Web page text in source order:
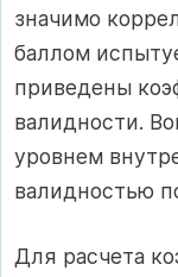
значимо
баллом
приведены
валидности.
уровнем
валидностью
Для расчета